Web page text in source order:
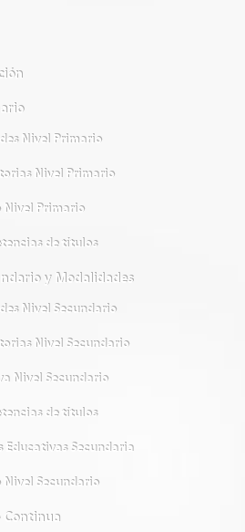
Nivel Primario
Nivel Primario
Nivel Primario
de títulos
y Modalidades
Nivel Secundario
Nivel Secundario
Nivel Secundario
de títulos
Educativas Secundaria
Nivel Secundario
Continua